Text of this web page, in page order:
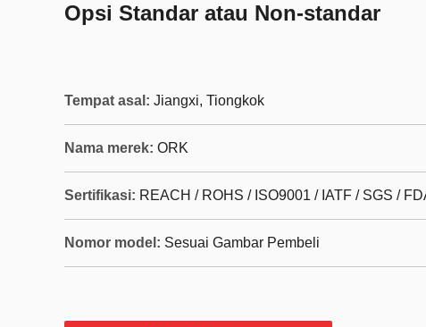
Opsi Standar atau Non-standar
Tempat asal: Jiangxi, Tiongkok
Nama merek: ORK
Sertifikasi: REACH / ROHS / ISO9001 / IATF / SGS /
Nomor model: Sesuai Gambar Pembeli